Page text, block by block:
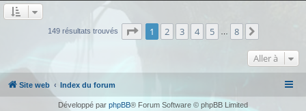
149 résultats trouvés Page sur8
1 2 3 4 5 8
Aller à
Site web Index du forum
Développé par phpBB® Forum Software © phpBB Limited